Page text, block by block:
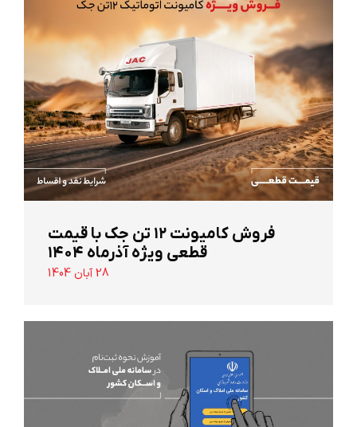
‌فروش کامیونت ۱۲ تن جک با قیمت
قطعی ویژه آذرماه ۱۴۰۴
28 آبان 1404